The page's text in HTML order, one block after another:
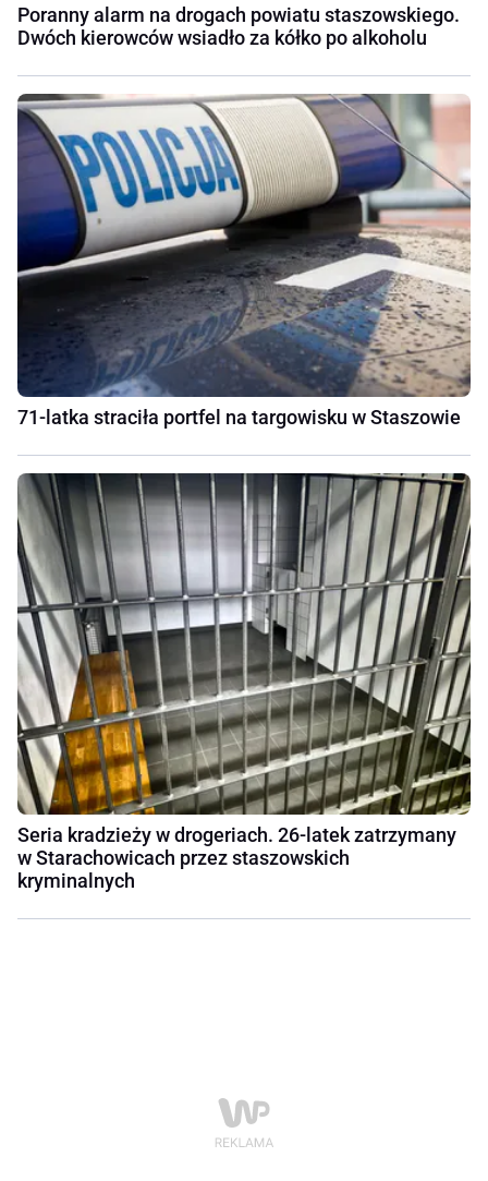
Poranny alarm na drogach powiatu staszowskiego.
Dwóch kierowców wsiadło za kółko po alkoholu
71-latka straciła portfel na targowisku w Staszowie
Seria kradzieży w drogeriach. 26-latek zatrzymany
w Starachowicach przez staszowskich
kryminalnych